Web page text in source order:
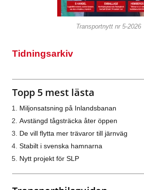
Transportnytt nr 5-2026
Tidningsarkiv
Topp 5 mest lästa
Miljonsatsning på Inlandsbanan
Avstängd tågsträcka åter öppen
De vill flytta mer trävaror till järnväg
Stabilt i svenska hamnarna
Nytt projekt för SLP